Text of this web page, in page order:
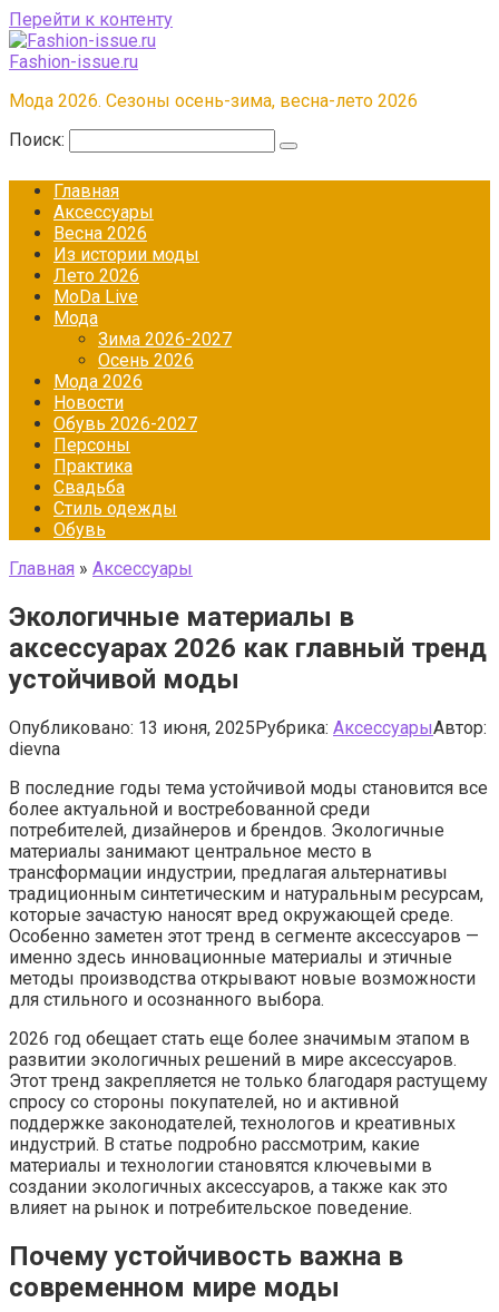
Перейти к контенту
Fashion-issue.ru
Мода 2026. Сезоны осень-зима, весна-лето 2026
Поиск:
Главная
Аксессуары
Весна 2026
Из истории моды
Лето 2026
МоDа Live
Мода
Зима 2026-2027
Осень 2026
Мода 2026
Новости
Обувь 2026-2027
Персоны
Практика
Свадьба
Стиль одежды
Обувь
Главная » Аксессуары
Экологичные материалы в
аксессуарах 2026 как главный тренд
устойчивой моды
Опубликовано: 13 июня, 2025Рубрика: АксессуарыАвтор:
dievna
В последние годы тема устойчивой моды становится все
более актуальной и востребованной среди
потребителей, дизайнеров и брендов. Экологичные
материалы занимают центральное место в
трансформации индустрии, предлагая альтернативы
традиционным синтетическим и натуральным ресурсам,
которые зачастую наносят вред окружающей среде.
Особенно заметен этот тренд в сегменте аксессуаров —
именно здесь инновационные материалы и этичные
методы производства открывают новые возможности
для стильного и осознанного выбора.
2026 год обещает стать еще более значимым этапом в
развитии экологичных решений в мире аксессуаров.
Этот тренд закрепляется не только благодаря растущему
спросу со стороны покупателей, но и активной
поддержке законодателей, технологов и креативных
индустрий. В статье подробно рассмотрим, какие
материалы и технологии становятся ключевыми в
создании экологичных аксессуаров, а также как это
влияет на рынок и потребительское поведение.
Почему устойчивость важна в
современном мире моды